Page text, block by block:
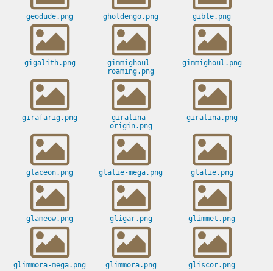
geodude.png gholdengo.png gible.png
gigalith.png
gimmighoul-
roaming.png
gimmighoul.png
girafarig.png
giratina-
origin.png
giratina.png
glaceon.png glalie-mega.png glalie.png
glameow.png gligar.png glimmet.png
glimmora-mega.png glimmora.png gliscor.png